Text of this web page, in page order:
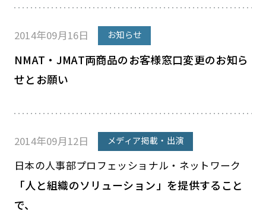
2014年09月16日 お知らせ
NMAT・JMAT両商品のお客様窓口変更のお知ら
せとお願い
2014年09月12日 メディア掲載・出演
日本の人事部プロフェッショナル・ネットワーク
「人と組織のソリューション」を提供すること
で、